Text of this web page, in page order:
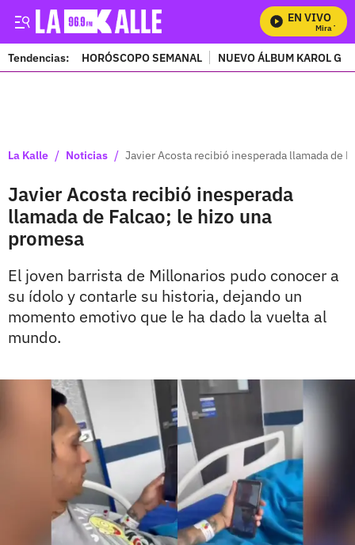
EN VIVO
Mira
Tendencias: HORÓSCOPO SEMANAL NUEVO ÁLBUM KAROL G
La Kalle / Noticias / Javier Acosta recibió inesperada llamada de
Javier Acosta recibió inesperada
llamada de Falcao; le hizo una
promesa
El joven barrista de Millonarios pudo conocer a
su ídolo y contarle su historia, dejando un
momento emotivo que le ha dado la vuelta al
mundo.